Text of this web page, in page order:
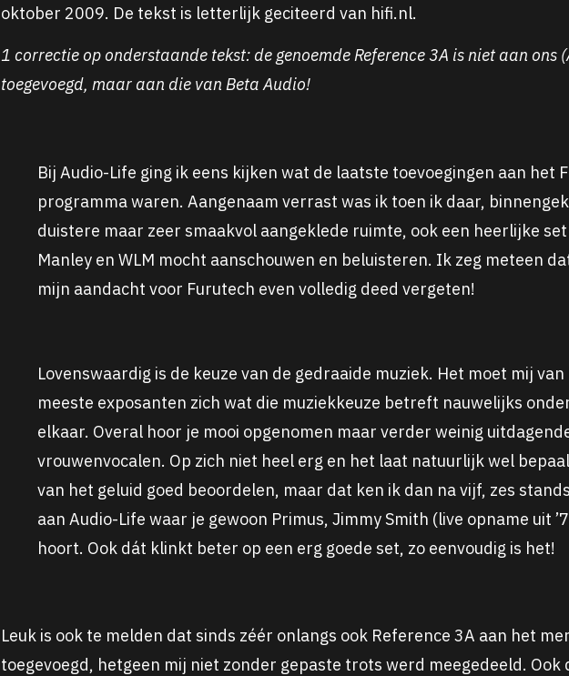
oktober 2009. De tekst is letterlijk geciteerd van hifi.nl.
1 correctie op onderstaande tekst: de genoemde Reference 3A is niet aan ons
toegevoegd, maar aan die van Beta Audio!
Bij Audio-Life ging ik eens kijken wat de laatste toevoegingen aan het
programma waren. Aangenaam verrast was ik toen ik daar,
duistere maar zeer smaakvol aangeklede ruimte, ook een heerlijke set
Manley en WLM mocht aanschouwen en beluisteren. Ik zeg meteen
mijn aandacht voor Furutech even volledig deed vergeten!
Lovenswaardig is de keuze van de gedraaide muziek. Het moet mij
meeste exposanten zich wat die muziekkeuze betreft nauwelijks
elkaar. Overal hoor je mooi opgenomen maar verder weinig
vrouwenvocalen. Op zich niet heel erg en het laat natuurlijk wel
van het geluid goed beoordelen, maar dat ken ik dan na vijf, zes
aan Audio-Life waar je gewoon Primus, Jimmy Smith (live opname uit
hoort. Ook dát klinkt beter op een erg goede set, zo eenvoudig is het!
Leuk is ook te melden dat sinds zéér onlangs ook Reference 3A aan het
toegevoegd, hetgeen mij niet zonder gepaste trots werd meegedeeld. Ook